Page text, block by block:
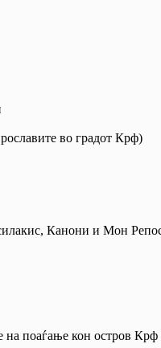
во градот Крф)
Канони и Мон
поаѓање кон остров